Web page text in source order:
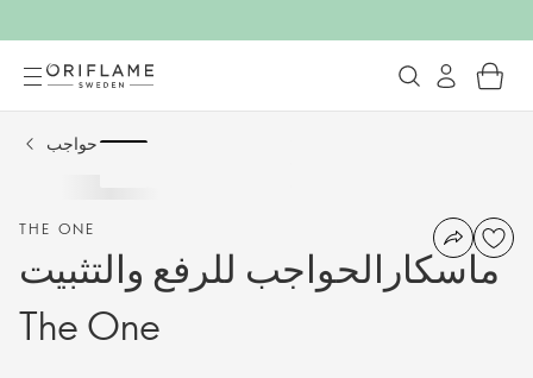
حواجب
THE ONE
ماسكارالحواجب للرفع والتثبيت
The One